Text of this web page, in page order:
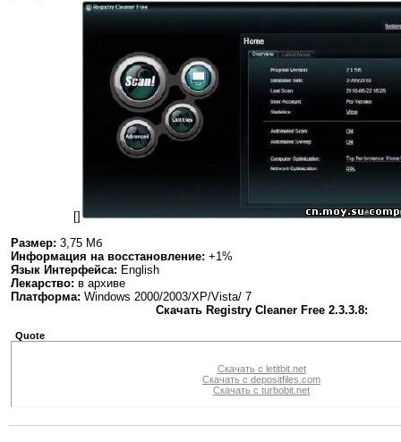
[]
Размер: 3,75 Мб
Информация на восстановление: +1%
Язык Интерфейса: English
Лекарство: в архиве
Платформа: Windows 2000/2003/XP/Vista/ 7
Cкачать Registry Cleaner Free 2.3.3.8:
Quote
Скачать с letitbit.net
Скачать с depositfiles.com
Скачать с turbobit.net